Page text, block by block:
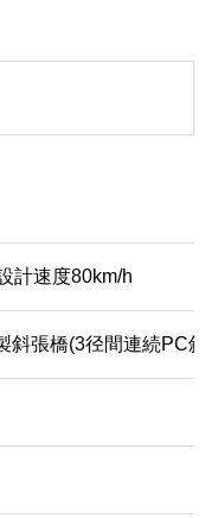
計速度80km/h
斜張橋(3径間連続PC斜